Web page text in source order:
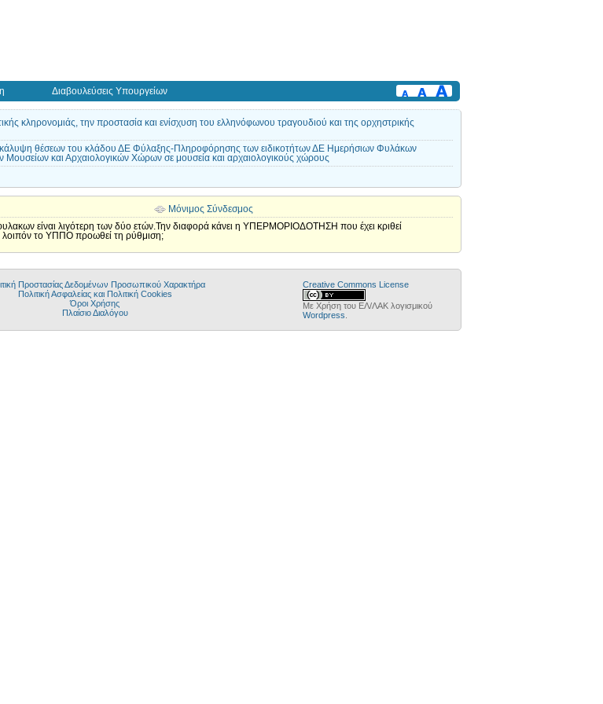
Διαβουλεύσεις Υπουργείων
κληρονομιάς, την προστασία και ενίσχυση του ελληνόφωνου τραγουδιού και της ορχηστρικής
θέσεων του κλάδου ΔΕ Φύλαξης-Πληροφόρησης των ειδικοτήτων ΔΕ Ημερήσιων Φυλάκων
και Αρχαιολογικών Χώρων σε μουσεία και αρχαιολογικούς χώρους
Μόνιμος Σύνδεσμος
είναι λιγότερη των δύο ετών.Την διαφορά κάνει η ΥΠΕΡΜΟΡΙΟΔΟΤΗΣΗ που έχει κριθεί
το ΥΠΠΟ προωθεί τη ρύθμιση;
Προστασίας Δεδομένων Προσωπικού Χαρακτήρα
Πολιτική Ασφαλείας και Πολιτική Cookies
Όροι Χρήσης
Πλαίσιο Διαλόγου
Creative Commons License
Με Χρήση του ΕΛ/ΛΑΚ λογισμικού
Wordpress